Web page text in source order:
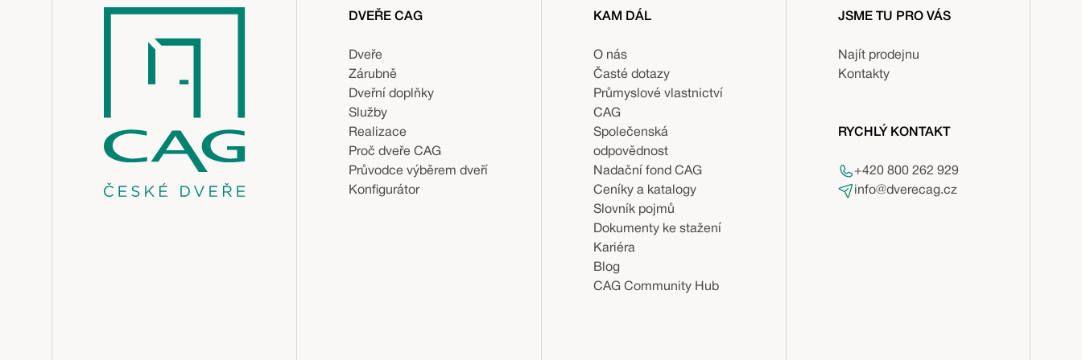
DVEŘE CAG
Dveře
Zárubně
Dveřní doplňky
Služby
Realizace
Proč dveře CAG
Průvodce výběrem dveří
Konfigurátor
KAM DÁL
O nás
Časté dotazy
Průmyslové vlastnictví
CAG
Společenská
odpovědnost
Nadační fond CAG
Ceníky a katalogy
Slovník pojmů
Dokumenty ke stažení
Kariéra
Blog
CAG Community Hub
JSME TU PRO VÁS
Najít prodejnu
Kontakty
RYCHLÝ KONTAKT
+420 800 262 929
info@dverecag.cz